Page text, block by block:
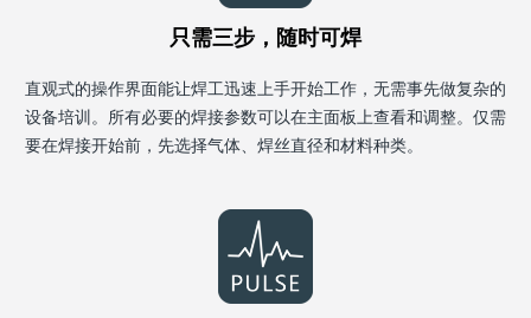
只需三步，随时可焊
直观式的操作界面能让焊工迅速上手开始工作，无需事先做复杂的
设备培训。所有必要的焊接参数可以在主面板上查看和调整。仅需
要在焊接开始前，先选择气体、焊丝直径和材料种类。